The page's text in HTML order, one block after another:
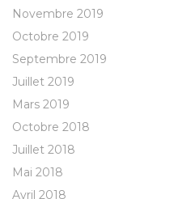
Novembre 2019
Octobre 2019
Septembre 2019
Juillet 2019
Mars 2019
Octobre 2018
Juillet 2018
Mai 2018
Avril 2018